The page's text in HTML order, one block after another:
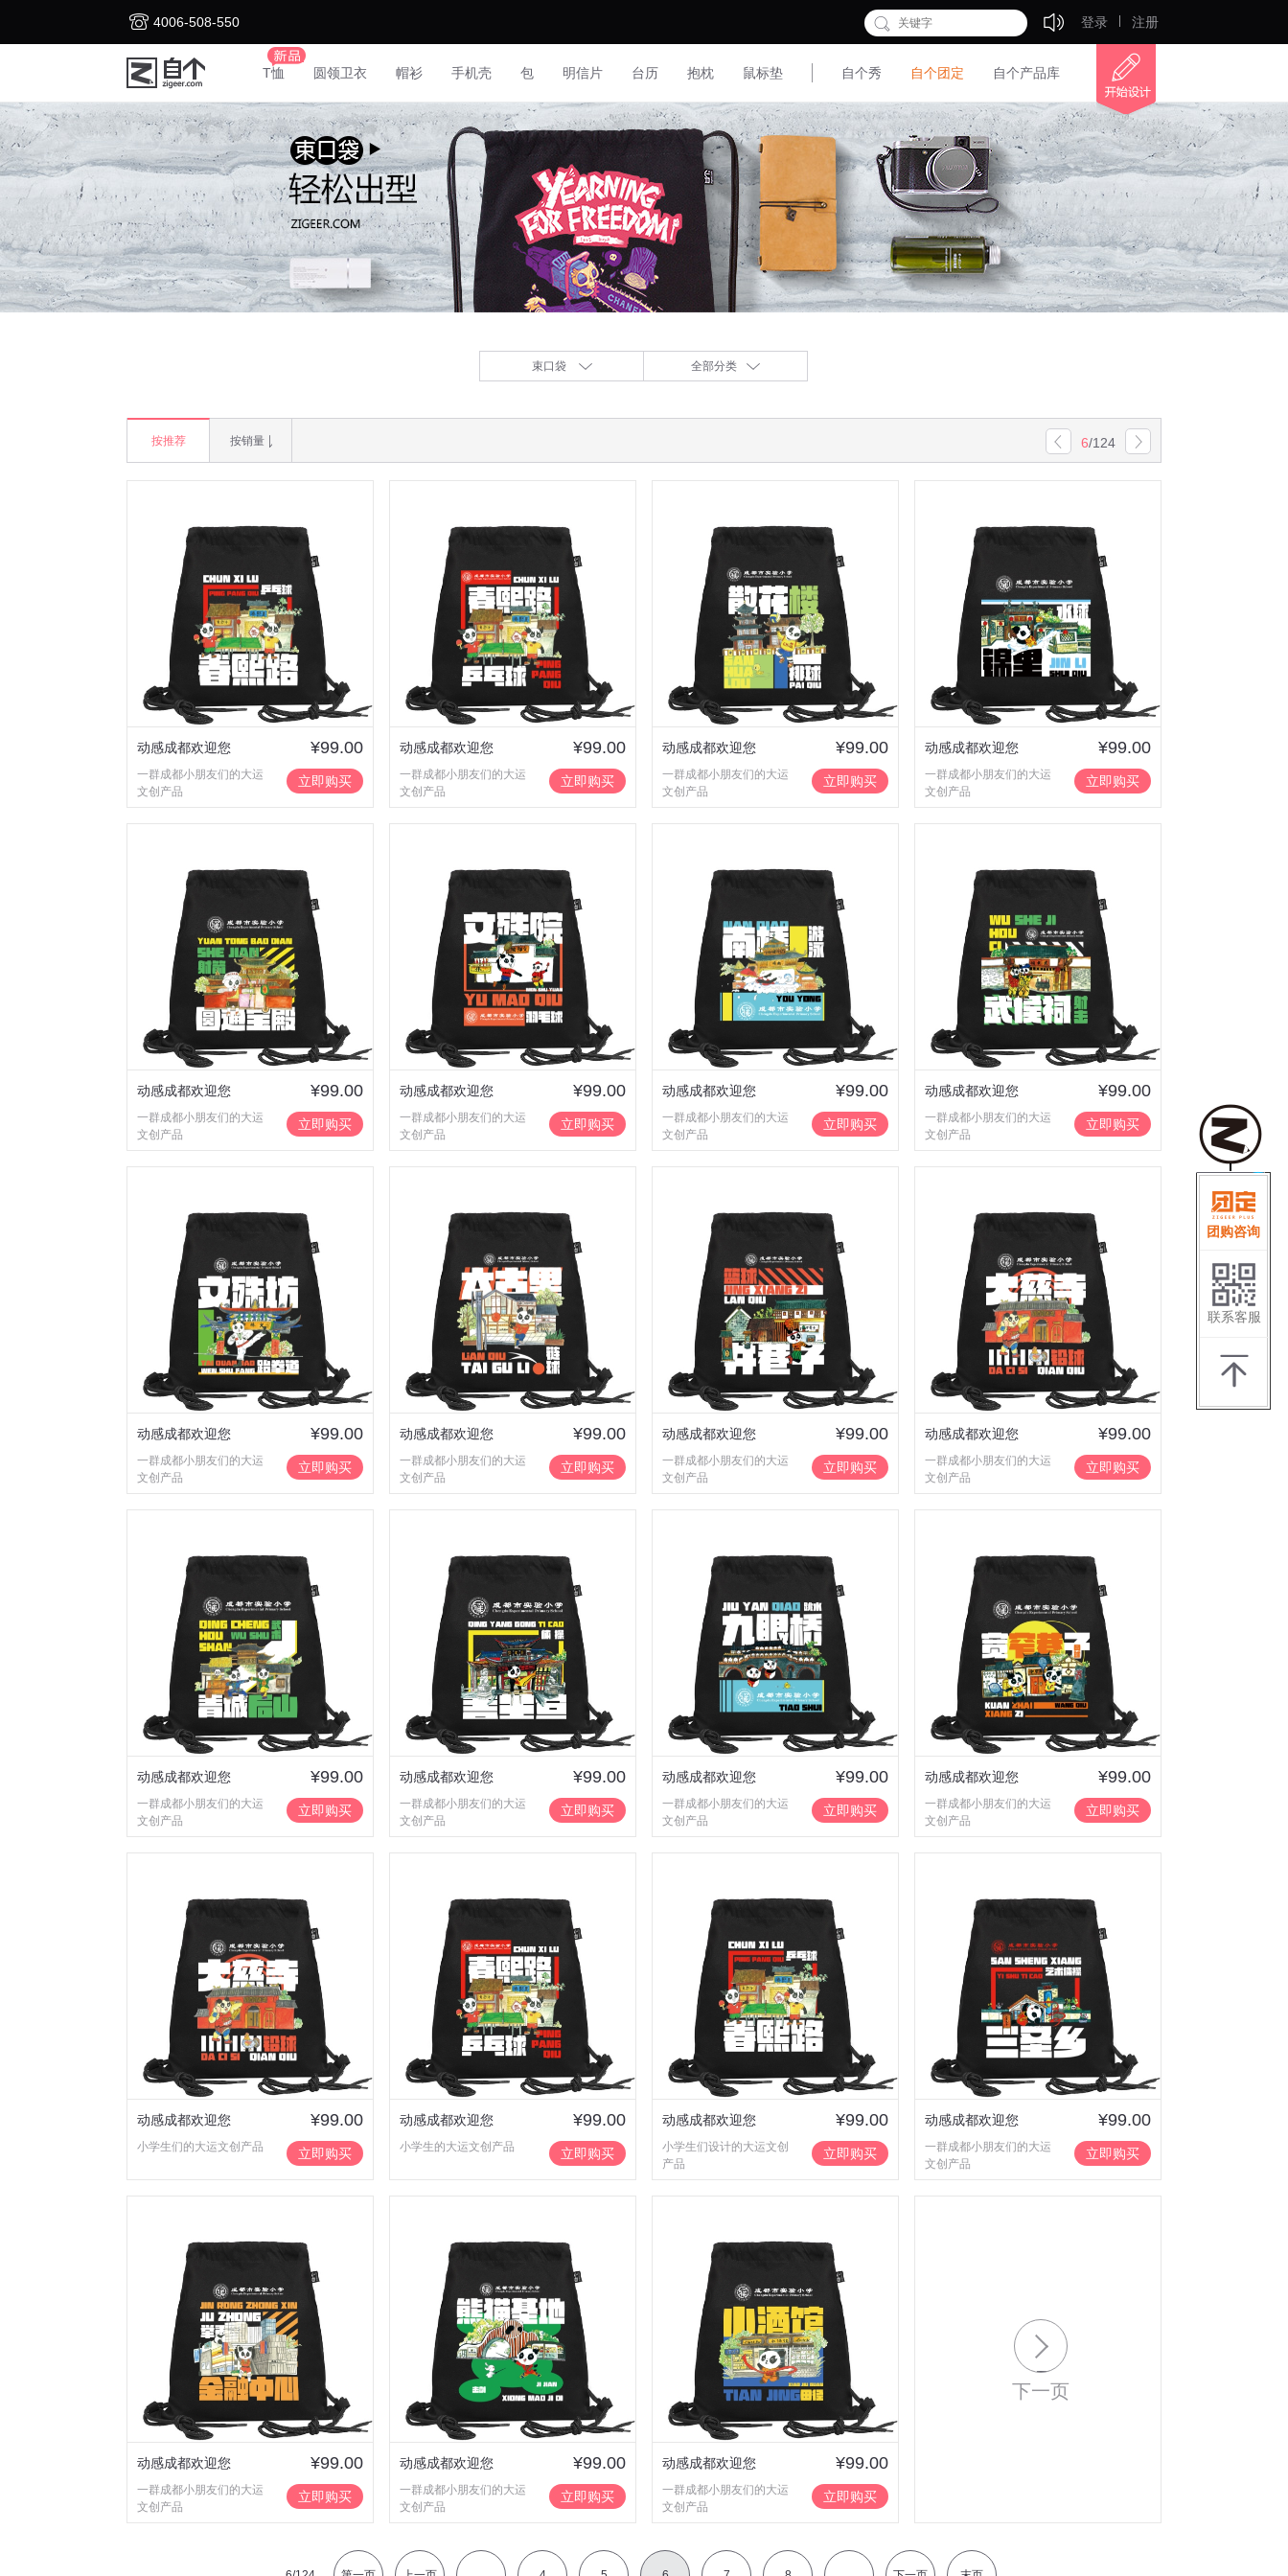
4006-508-550 登录 注册
T恤 圆领卫衣 帽衫 手机壳 包 明信片 台历 抱枕 鼠标垫 自个秀 自个团定 自个产品库
束口袋 全部分类
按推荐 按销量 6/124
动感成都欢迎您 ¥99.00
一群成都小朋友们的大运
文创产品
立即购买
动感成都欢迎您 ¥99.00
一群成都小朋友们的大运
文创产品
立即购买
动感成都欢迎您 ¥99.00
一群成都小朋友们的大运
文创产品
立即购买
动感成都欢迎您 ¥99.00
一群成都小朋友们的大运
文创产品
立即购买
动感成都欢迎您 ¥99.00
一群成都小朋友们的大运
文创产品
立即购买
动感成都欢迎您 ¥99.00
一群成都小朋友们的大运
文创产品
立即购买
动感成都欢迎您 ¥99.00
一群成都小朋友们的大运
文创产品
立即购买
动感成都欢迎您 ¥99.00
一群成都小朋友们的大运
文创产品
立即购买
动感成都欢迎您 ¥99.00
一群成都小朋友们的大运
文创产品
立即购买
动感成都欢迎您 ¥99.00
一群成都小朋友们的大运
文创产品
立即购买
动感成都欢迎您 ¥99.00
一群成都小朋友们的大运
文创产品
立即购买
动感成都欢迎您 ¥99.00
一群成都小朋友们的大运
文创产品
立即购买
动感成都欢迎您 ¥99.00
一群成都小朋友们的大运
文创产品
立即购买
动感成都欢迎您 ¥99.00
一群成都小朋友们的大运
文创产品
立即购买
动感成都欢迎您 ¥99.00
一群成都小朋友们的大运
文创产品
立即购买
动感成都欢迎您 ¥99.00
一群成都小朋友们的大运
文创产品
立即购买
动感成都欢迎您 ¥99.00
小学生们的大运文创产品 立即购买
动感成都欢迎您 ¥99.00
小学生的大运文创产品 立即购买
动感成都欢迎您 ¥99.00
小学生们设计的大运文创
产品
立即购买
动感成都欢迎您 ¥99.00
一群成都小朋友们的大运
文创产品
立即购买
动感成都欢迎您 ¥99.00
一群成都小朋友们的大运
文创产品
立即购买
动感成都欢迎您 ¥99.00
一群成都小朋友们的大运
文创产品
立即购买
动感成都欢迎您 ¥99.00
一群成都小朋友们的大运
文创产品
立即购买
下一页
团购咨询
联系客服